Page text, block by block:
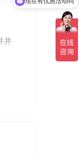
可以介绍下你们的产品么